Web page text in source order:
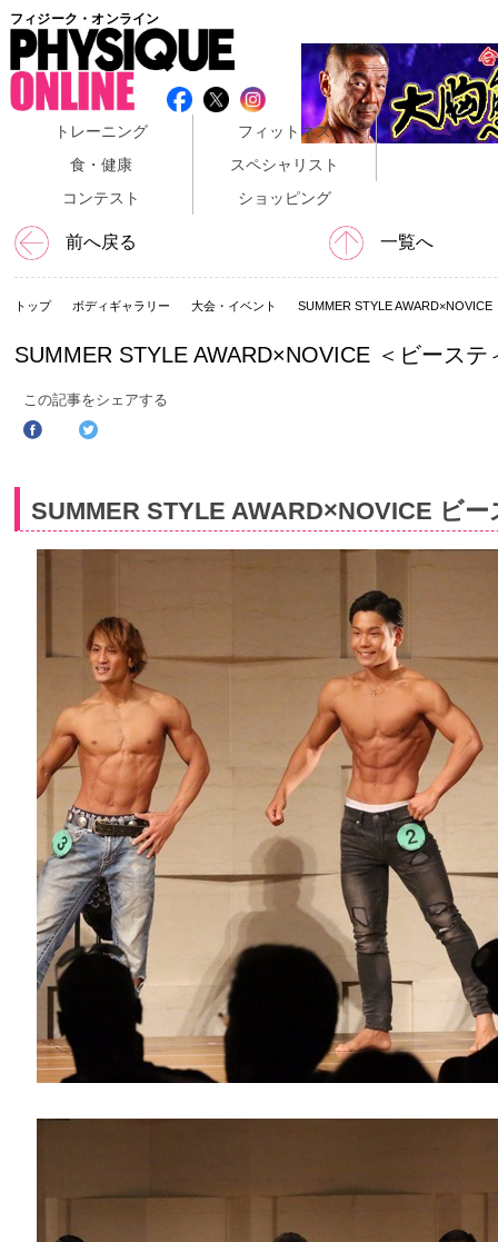
フィジーク・オンライン
トレーニング
フィットネス
食・健康
スペシャリスト
コンテスト
ショッピング
前へ戻る 一覧へ
トップ ボディギャラリー 大会・イベント SUMMER STYLE
SUMMER STYLE AWARD×NOVICE ＜ビーステ
この記事をシェアする
SUMMER STYLE AWARD×NOVICE ビ